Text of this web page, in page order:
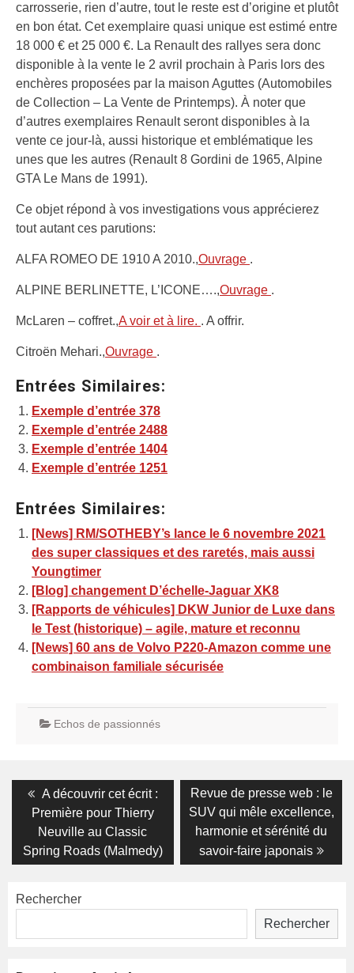
carrosserie, rien d’autre, tout le reste est d’origine et plutôt
en bon état. Cet exemplaire quasi unique est estimé entre
18 000 € et 25 000 €. La Renault des rallyes sera donc
disponible à la vente le 2 avril prochain à Paris lors des
enchères proposées par la maison Aguttes (Automobiles
de Collection – La Vente de Printemps). À noter que
d’autres exemplaires Renault seront disponibles à la
vente ce jour-là, aussi historique et emblématique les
unes que les autres (Renault 8 Gordini de 1965, Alpine
GTA Le Mans de 1991).
Ce objet répond à vos investigations vous apprécierez
tout autant ces parutions:
ALFA ROMEO DE 1910 A 2010.,Ouvrage .
ALPINE BERLINETTE, L’ICONE….,Ouvrage .
McLaren – coffret.,A voir et à lire. . A offrir.
Citroën Mehari.,Ouvrage .
Entrées Similaires:
Exemple d’entrée 378
Exemple d’entrée 2488
Exemple d’entrée 1404
Exemple d’entrée 1251
Entrées Similaires:
[News] RM/SOTHEBY’s lance le 6 novembre 2021
des super classiques et des raretés, mais aussi
Youngtimer
[Blog] changement D’échelle-Jaguar XK8
[Rapports de véhicules] DKW Junior de Luxe dans
le Test (historique) – agile, mature et reconnu
[News] 60 ans de Volvo P220-Amazon comme une
combinaison familiale sécurisée
Echos de passionnés
Navigation
l’article
Previous
post:
A découvrir cet écrit :
Première pour Thierry
Neuville au Classic
Spring Roads (Malmedy)
Next
post:
Revue de presse web : le
SUV qui mêle excellence,
harmonie et sérénité du
savoir-faire japonais
Rechercher
Rechercher